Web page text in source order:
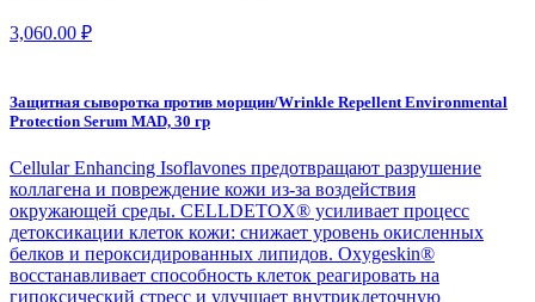
3,060.00 ₽
Защитная сыворотка против морщин/Wrinkle Repellent Environmental
Protection Serum MAD, 30 гр
Cellular Enhancing Isoflavones предотвращают разрушение
коллагена и повреждение кожи из-за воздействия
окружающей среды. CELLDETOX® усиливает процесс
детоксикации клеток кожи: снижает уровень окисленных
белков и пероксидированных липидов. Oxygeskin®
восстанавливает способность клеток реагировать на
гипоксический стресс и улучшает внутриклеточную